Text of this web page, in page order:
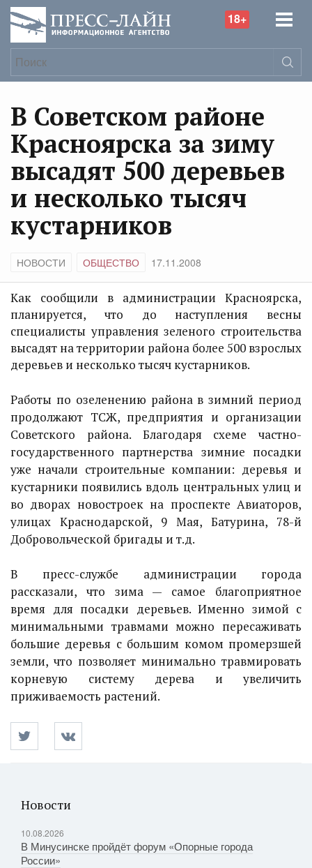
18+
В Советском районе
Красноярска за зиму
высадят 500 деревьев
и несколько тысяч
кустарников
НОВОСТИ ОБЩЕСТВО 17.11.2008
Как сообщили в администрации Красноярска,
планируется, что до наступления весны
специалисты управления зеленого строительства
высадят на территории района более 500 взрослых
деревьев и несколько тысяч кустарников.
Работы по озеленению района в зимний период
продолжают ТСЖ, предприятия и организации
Советского района. Благодаря схеме частно-
государственного партнерства зимние посадки
уже начали строительные компании: деревья и
кустарники появились вдоль центральных улиц и
во дворах новостроек на проспекте Авиаторов,
улицах Краснодарской, 9 Мая, Батурина, 78-й
Добровольческой бригады и т.д.
В пресс-службе администрации города
рассказали, что зима — самое благоприятное
время для посадки деревьев. Именно зимой с
минимальными травмами можно пересаживать
большие деревья с большим комом промерзшей
земли, что позволяет минимально травмировать
корневую систему дерева и увеличить
приживаемость растений.
Новости
10.08.2026
В Минусинске пройдёт форум «Опорные города
России»